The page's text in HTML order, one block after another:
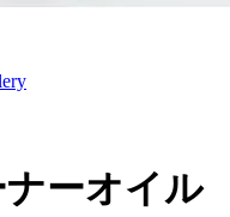
ーオイル